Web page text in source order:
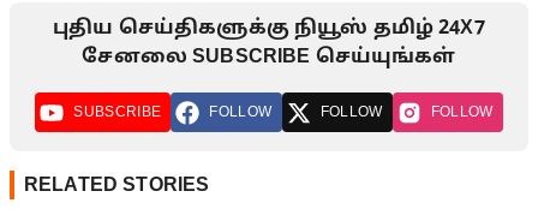
புதிய செய்திகளுக்கு நியூஸ் தமிழ் 24X7
சேனலை SUBSCRIBE செய்யுங்கள்
SUBSCRIBE FOLLOW FOLLOW FOLLOW
RELATED STORIES